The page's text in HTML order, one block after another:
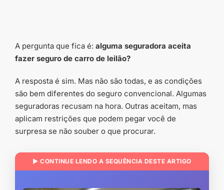
A pergunta que fica é: alguma seguradora aceita
fazer seguro de carro de leilão?
A resposta é sim. Mas não são todas, e as condições
são bem diferentes do seguro convencional. Algumas
seguradoras recusam na hora. Outras aceitam, mas
aplicam restrições que podem pegar você de
surpresa se não souber o que procurar.
▶ CONTINUE LENDO A SEQUÊNCIA DESTE ARTIGO